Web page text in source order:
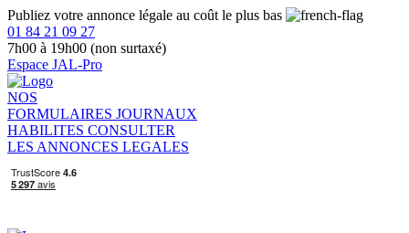
Publiez votre annonce légale au coût le plus bas
01 84 21 09 27
7h00 à 19h00 (non surtaxé)
Espace JAL-Pro
NOS
FORMULAIRES JOURNAUX
HABILITES CONSULTER
LES ANNONCES LEGALES